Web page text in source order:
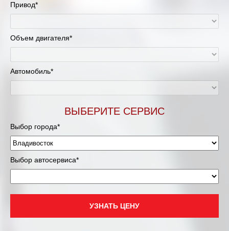
Привод*
Объем двигателя*
Автомобиль*
ВЫБЕРИТЕ СЕРВИС
Выбор города*
Выбор автосервиса*
УЗНАТЬ ЦЕНУ